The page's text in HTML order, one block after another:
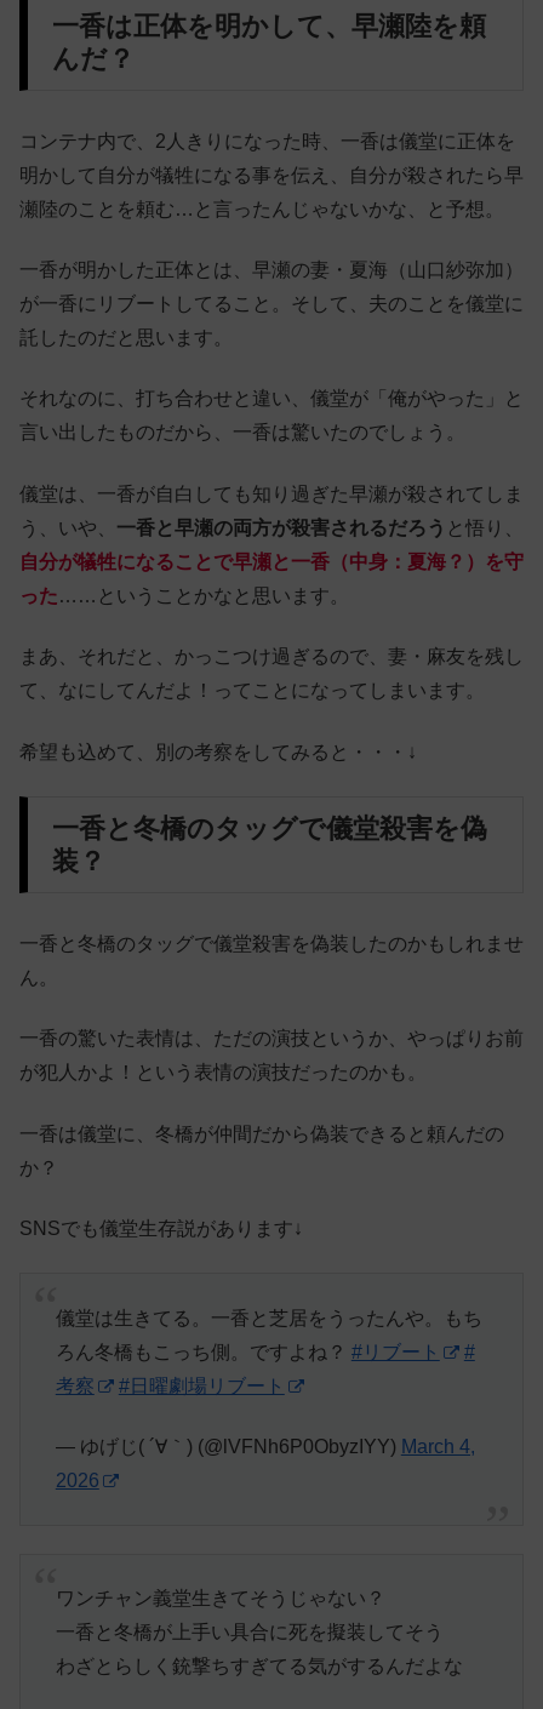
一香は正体を明かして、早瀬陸を頼
んだ？
コンテナ内で、2人きりになった時、一香は儀堂に正体を
明かして自分が犠牲になる事を伝え、自分が殺されたら早
瀬陸のことを頼む…と言ったんじゃないかな、と予想。
一香が明かした正体とは、早瀬の妻・夏海（山口紗弥加）
が一香にリブートしてること。そして、夫のことを儀堂に
託したのだと思います。
それなのに、打ち合わせと違い、儀堂が「俺がやった」と
言い出したものだから、一香は驚いたのでしょう。
儀堂は、一香が自白しても知り過ぎた早瀬が殺されてしま
う、いや、 一香と早瀬の両方が殺害されるだろう と悟り、
自分が犠牲になることで早瀬と一香（中身：夏海？）を守
った……ということかなと思います。
まあ、それだと、かっこつけ過ぎるので、妻・麻友を残し
て、なにしてんだよ！ってことになってしまいます。
希望も込めて、別の考察をしてみると・・・↓
一香と冬橋のタッグで儀堂殺害を偽
装？
一香と冬橋のタッグで儀堂殺害を偽装したのかもしれませ
ん。
一香の驚いた表情は、ただの演技というか、やっぱりお前
が犯人かよ！という表情の演技だったのかも。
一香は儀堂に、冬橋が仲間だから偽装できると頼んだの
か？
SNSでも儀堂生存説があります↓
儀堂は生きてる。一香と芝居をうったんや。もち
ろん冬橋もこっち側。ですよね？ #リブート
#
考察
#日曜劇場リブート
— ゆげじ( ´∀｀) (@lVFNh6P0ObyzIYY) March 4,
2026
ワンチャン義堂生きてそうじゃない？
一香と冬橋が上手い具合に死を擬装してそう
わざとらしく銃撃ちすぎてる気がするんだよな